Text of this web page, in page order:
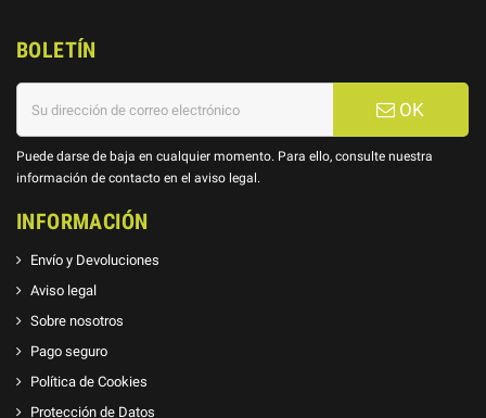
BOLETÍN
OK
Puede darse de baja en cualquier momento. Para ello, consulte nuestra
información de contacto en el aviso legal.
INFORMACIÓN
Envío y Devoluciones
Aviso legal
Sobre nosotros
Pago seguro
Política de Cookies
Protección de Datos